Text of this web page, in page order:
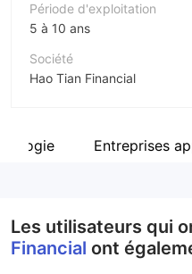
Période d'exploitation
5 à 10 ans
Société
Hao Tian Financial
Personnel
Entreprises
Les utilisateurs qui
Financial ont